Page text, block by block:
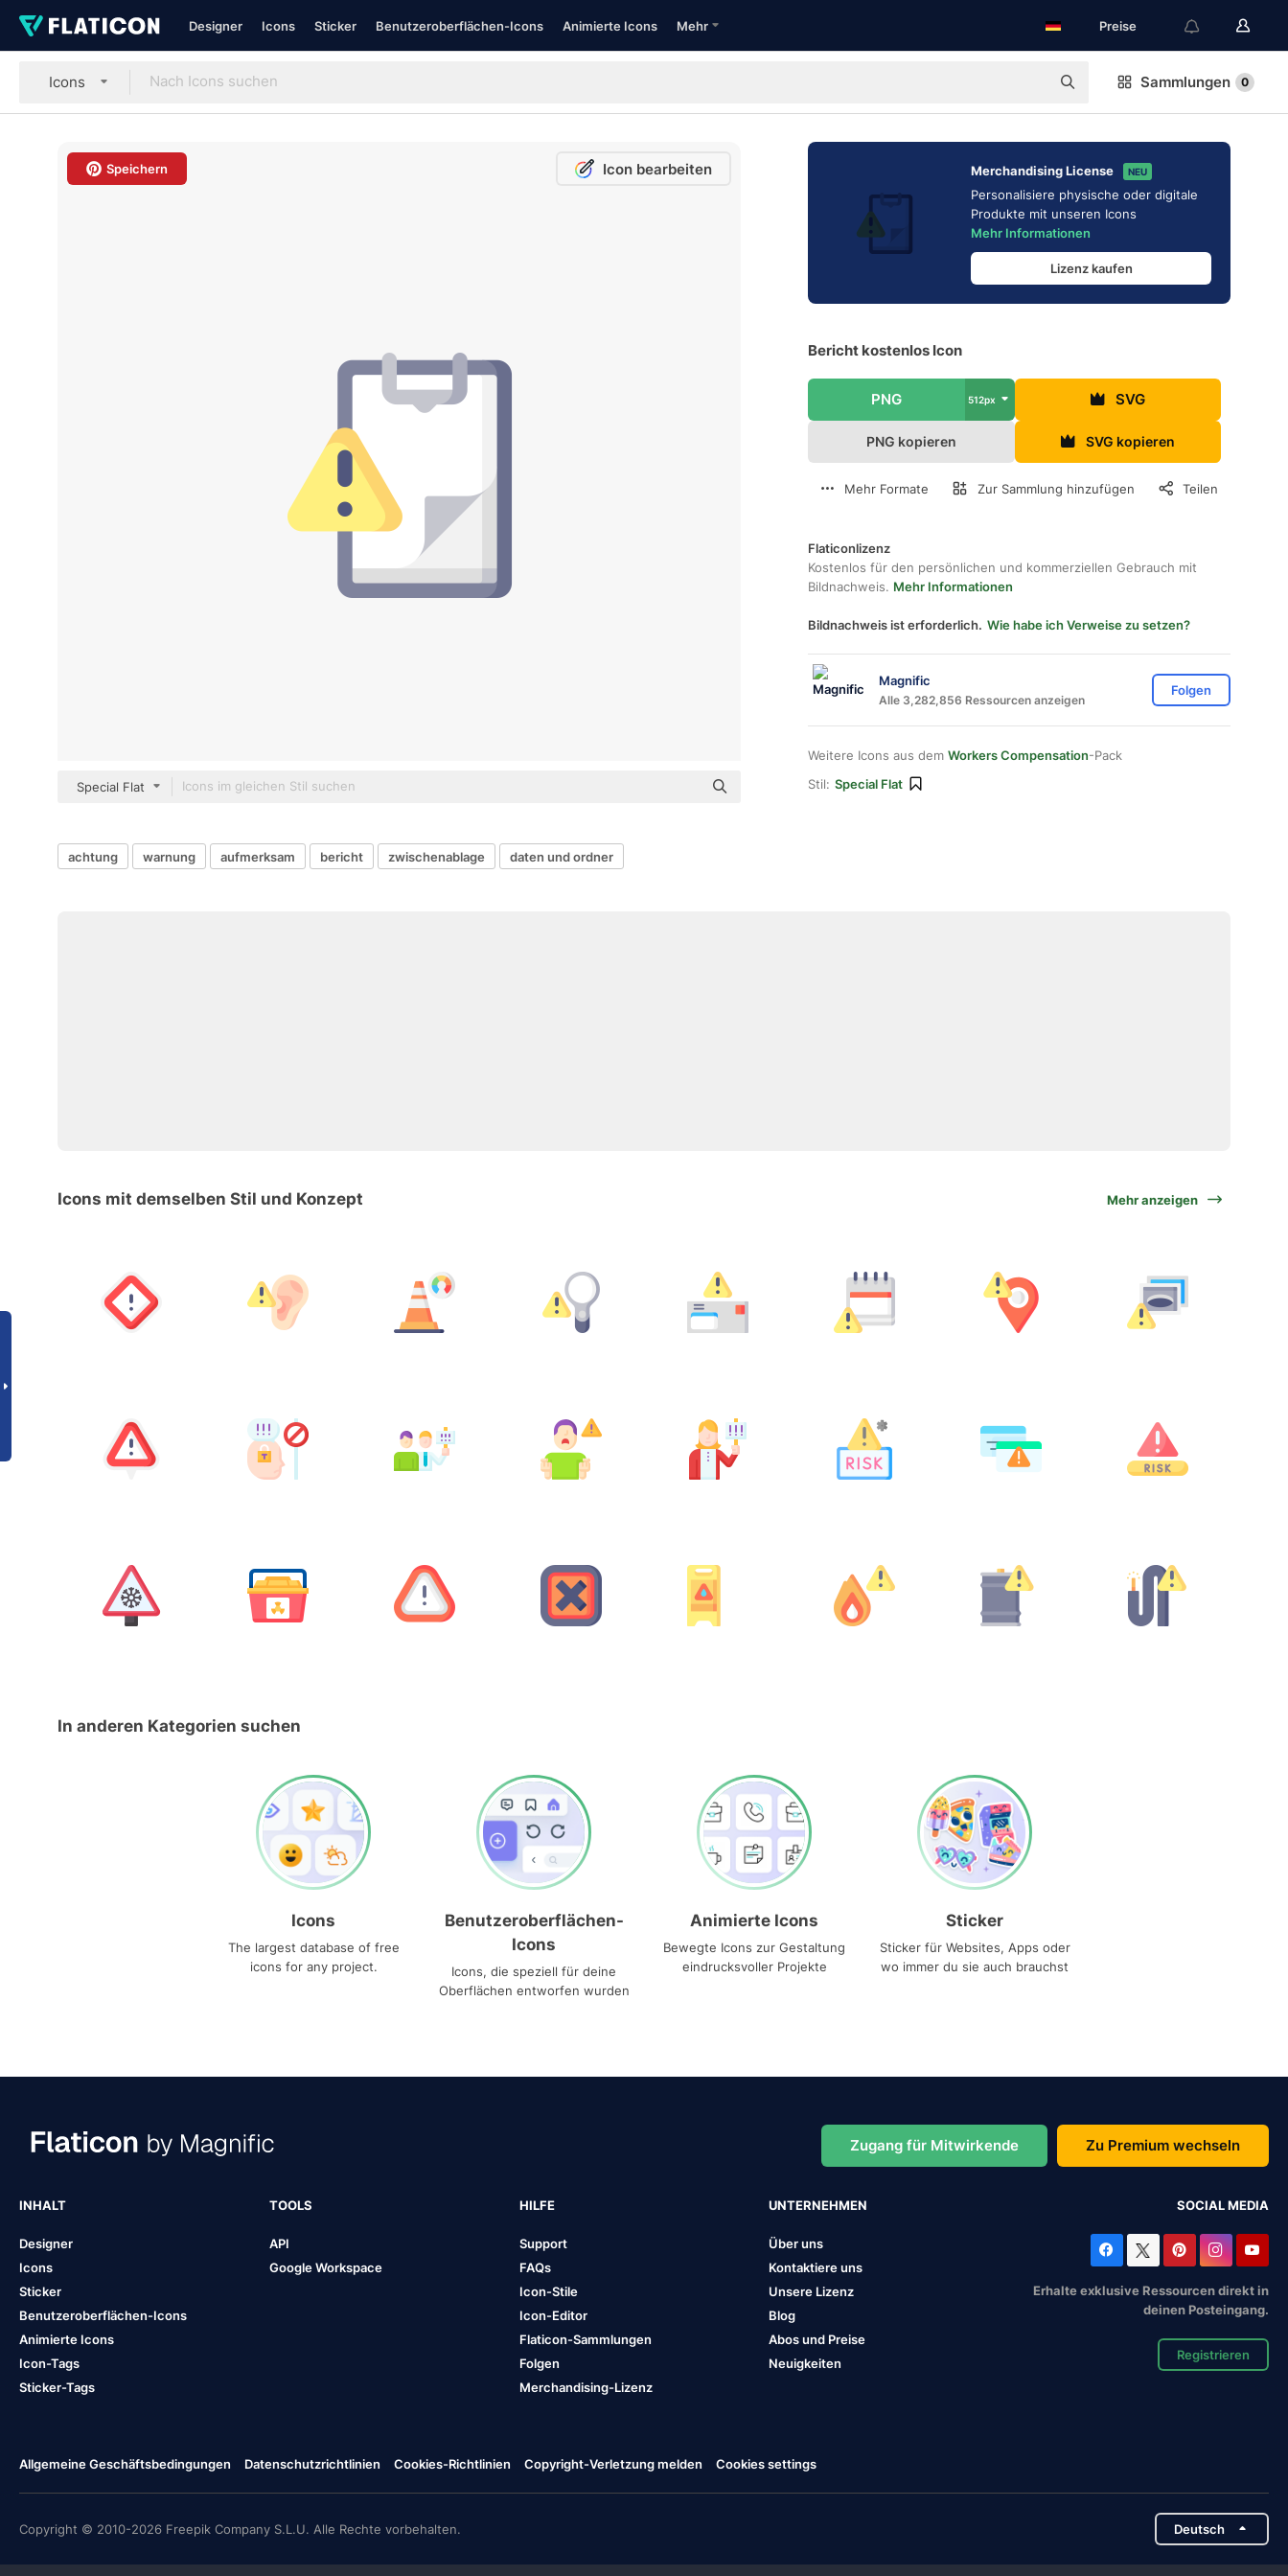
Designer Icons Sticker Benutzeroberflächen-Icons Animierte Icons Mehr Preise
Icons Sammlungen 0
Speichern Icon bearbeiten
Special Flat
Merchandising License NEU
Personalisiere physische oder digitale
Produkte mit unseren Icons
Mehr Informationen
Lizenz kaufen
Bericht kostenlos Icon
PNG 512px SVG
PNG kopieren SVG kopieren
Mehr Formate Zur Sammlung hinzufügen Teilen
Flaticonlizenz
Kostenlos für den persönlichen und kommerziellen Gebrauch mit
Bildnachweis. Mehr Informationen
Bildnachweis ist erforderlich. Wie habe ich Verweise zu setzen?
Magnific
Alle 3,282,856 Ressourcen anzeigen
Folgen
Weitere Icons aus dem Workers Compensation-Pack
Stil: Special Flat
achtung warnung aufmerksam bericht zwischenablage daten und ordner
Icons mit demselben Stil und Konzept Mehr anzeigen
In anderen Kategorien suchen
Icons
The largest database of free
icons for any project.
Benutzeroberflächen-
Icons
Icons, die speziell für deine
Oberflächen entworfen wurden
Animierte Icons
Bewegte Icons zur Gestaltung
eindrucksvoller Projekte
Sticker
Sticker für Websites, Apps oder
wo immer du sie auch brauchst
Zugang für Mitwirkende Zu Premium wechseln
INHALT
Designer
Icons
Sticker
Benutzeroberflächen-Icons
Animierte Icons
Icon-Tags
Sticker-Tags
TOOLS
API
Google Workspace
HILFE
Support
FAQs
Icon-Stile
Icon-Editor
Flaticon-Sammlungen
Folgen
Merchandising-Lizenz
UNTERNEHMEN
Über uns
Kontaktiere uns
Unsere Lizenz
Blog
Abos und Preise
Neuigkeiten
SOCIAL MEDIA
Erhalte exklusive Ressourcen direkt in
deinen Posteingang.
Registrieren
Allgemeine Geschäftsbedingungen Datenschutzrichtlinien Cookies-Richtlinien Copyright-Verletzung melden Cookies settings
Copyright © 2010-2026 Freepik Company S.L.U. Alle Rechte vorbehalten. Deutsch